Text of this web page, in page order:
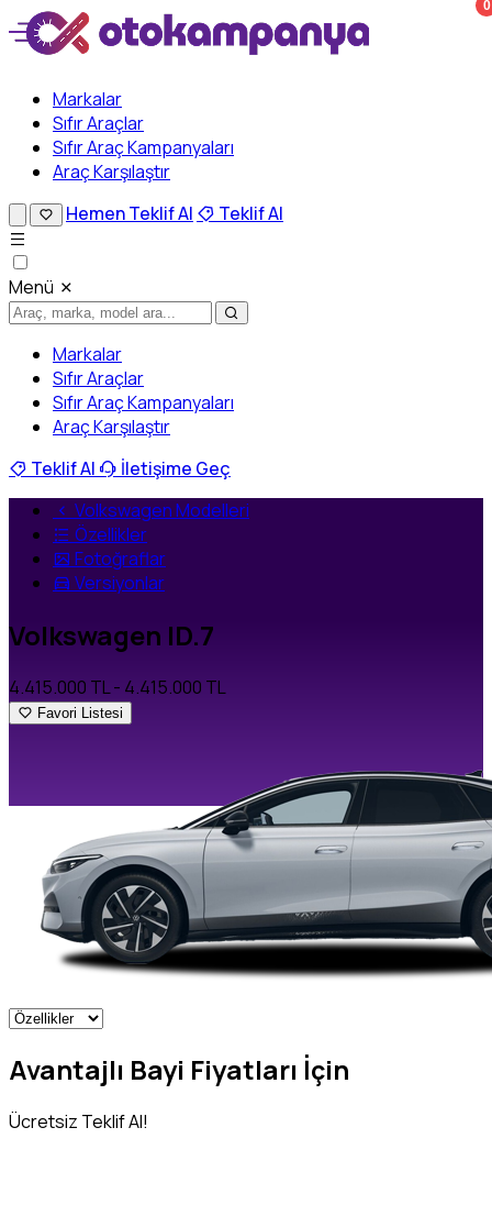
Markalar
Sıfır Araçlar
Sıfır Araç Kampanyaları
Araç Karşılaştır
0
Hemen Teklif Al Teklif Al
Menü
Markalar
Sıfır Araçlar
Sıfır Araç Kampanyaları
Araç Karşılaştır
Teklif Al
İletişime Geç
Volkswagen Modelleri
Özellikler
Fotoğraflar
Versiyonlar
Volkswagen ID.7
4.415.000 TL- 4.415.000 TL
Favori Listesi
Avantajlı Bayi Fiyatları İçin
Ücretsiz Teklif Al!